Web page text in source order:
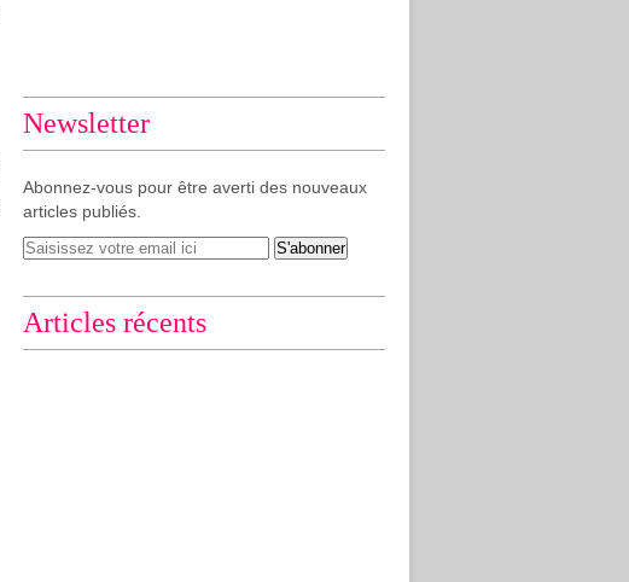
Newsletter
Abonnez-vous pour être averti des nouveaux
articles publiés.
Articles récents